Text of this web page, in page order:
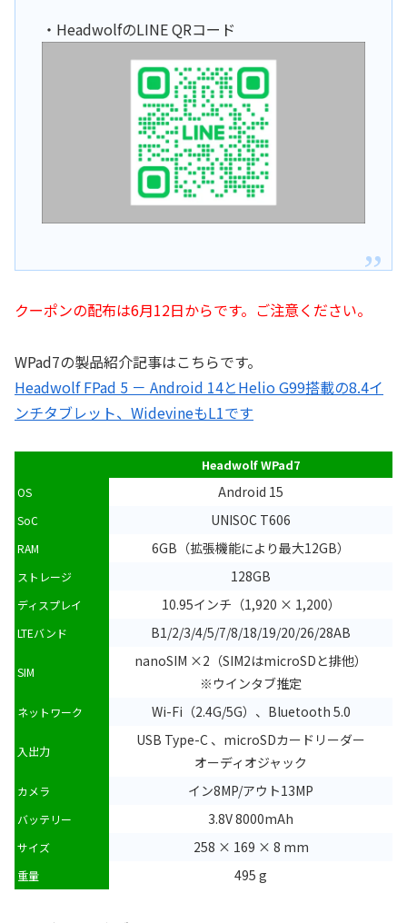
・HeadwolfのLINE QRコード
クーポンの配布は6月12日からです。ご注意ください。
WPad7の製品紹介記事はこちらです。
Headwolf FPad 5 － Android 14とHelio G99搭載の8.4イ
ンチタブレット、WidevineもL1です
Headwolf WPad7
OS Android 15
SoC UNISOC T606
RAM 6GB（拡張機能により最大12GB）
ストレージ 128GB
ディスプレイ 10.95インチ（1,920 × 1,200）
LTEバンド B1/2/3/4/5/7/8/18/19/20/26/28AB
SIM
nanoSIM ×2（SIM2はmicroSDと排他）
※ウインタブ推定
ネットワーク Wi-Fi（2.4G/5G）、Bluetooth 5.0
入出力
USB Type-C 、microSDカードリーダー
オーディオジャック
カメラ イン8MP/アウト13MP
バッテリー 3.8V 8000mAh
サイズ 258 × 169 × 8 mm
重量 495 g